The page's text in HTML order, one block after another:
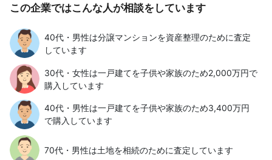
この企業ではこんな人が相談をしています
40代・男性は分譲マンションを資産整理のために査定
しています
30代・女性は一戸建てを子供や家族のため2,000万円で
購入しています
40代・男性は一戸建てを子供や家族のため3,400万円
で購入しています
70代・男性は土地を相続のために査定しています